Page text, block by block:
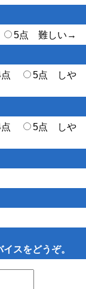
5点 難しい→
点
5点 しや
点
5点 しや
スをどうぞ。